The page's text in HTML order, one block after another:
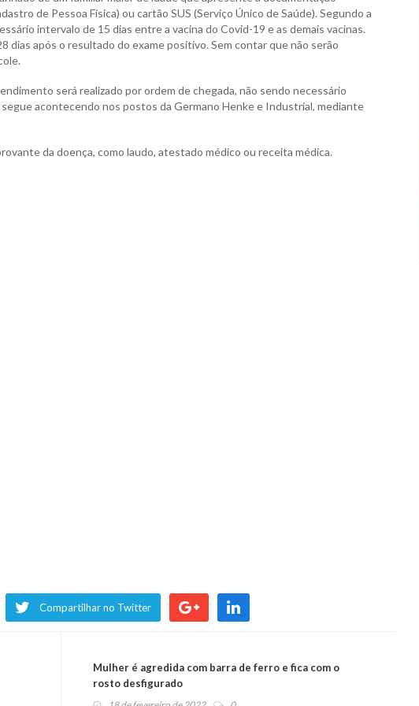
de Pessoa Física) ou cartão SUS (Serviço Único de Saúde). Segundo a
intervalo de 15 dias entre a vacina do Covid-19 e as demais vacinas.
dias após o resultado do exame positivo. Sem contar que não serão
será realizado por ordem de chegada, não sendo necessário
acontecendo nos postos da Germano Henke e Industrial, mediante
da doença, como laudo, atestado médico ou receita médica.
Compartilhar no Twitter
Mulher é agredida com barra de ferro e fica com o
rosto desfigurado